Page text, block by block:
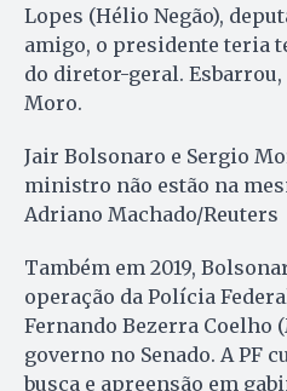
Lopes (Hélio Negão),
amigo, o presidente teria
do diretor-geral. Esbarrou,
Moro.
Jair Bolsonaro e Sergio
ministro não estão na
Adriano Machado/Reuters
Também em 2019,
operação da Polícia
Fernando Bezerra Coelho
governo no Senado. A PF
busca e apreensão em